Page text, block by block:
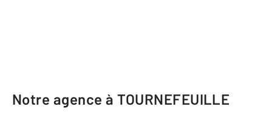
Notre agence à TOURNEFEUILLE